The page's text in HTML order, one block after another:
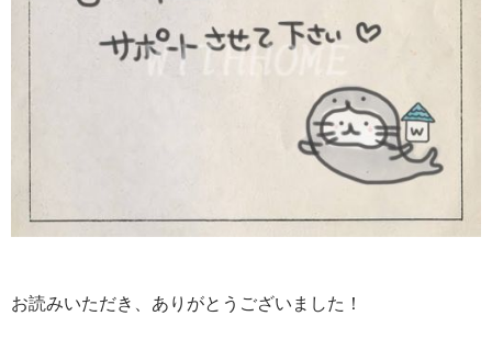
お読みいただき、ありがとうございました！